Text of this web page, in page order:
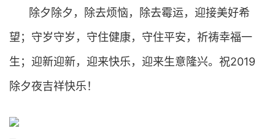
除夕除夕，除去烦恼，除去霉运，迎接美好希
望；守岁守岁，守住健康，守住平安，祈祷幸福一
生；迎新迎新，迎来快乐，迎来生意隆兴。祝2019
除夕夜吉祥快乐！